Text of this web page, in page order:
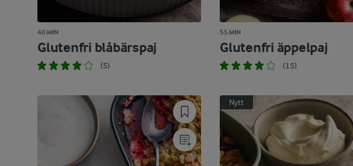
40 MIN
Glutenfri blåbärspaj
(5)
55 MIN
Glutenfri äppelpaj
(15)
Nytt